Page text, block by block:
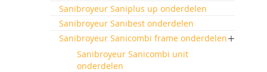
Sanibroyeur Saniplus up onderdelen
Sanibroyeur Sanibest onderdelen
Sanibroyeur Sanicombi frame onderdelen
Sanibroyeur Sanicombi unit
onderdelen